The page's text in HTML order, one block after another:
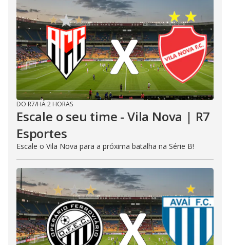
DO R7/HÁ 2 HORAS
Escale o seu time - Vila Nova | R7
Esportes
Escale o Vila Nova para a próxima batalha na Série B!